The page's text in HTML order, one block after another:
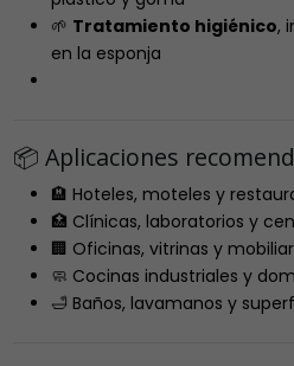
🌱 Tratamiento higiénico,
en la esponja
📦 Aplicaciones
🏨 Hoteles, moteles y
🏥 Clínicas, laboratorios y
🏢 Oficinas, vitrinas y
🧼 Cocinas industriales y
🛁 Baños, lavamanos y